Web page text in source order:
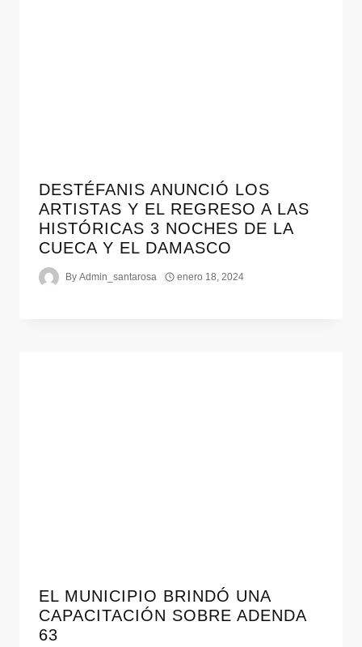
DESTÉFANIS ANUNCIÓ LOS
ARTISTAS Y EL REGRESO A LAS
HISTÓRICAS 3 NOCHES DE LA
CUECA Y EL DAMASCO
By Admin_santarosa enero 18, 2024
EL MUNICIPIO BRINDÓ UNA
CAPACITACIÓN SOBRE ADENDA
63